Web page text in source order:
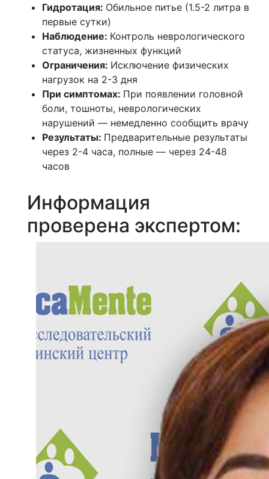
Гидротация: Обильное питье (1.5-2 литра в
первые сутки)
Наблюдение: Контроль неврологического
статуса, жизненных функций
Ограничения: Исключение физических
нагрузок на 2-3 дня
При симптомах: При появлении головной
боли, тошноты, неврологических
нарушений — немедленно сообщить врачу
Результаты: Предварительные результаты
через 2-4 часа, полные — через 24-48
часов
Информация
проверена экспертом: